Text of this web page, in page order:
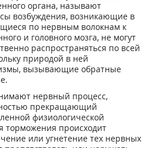
органа, называют
возбуждения, возникающие в
по нервным волокнам к
и головного мозга, не могут
распространяться по всей
природой в ней
вызывающие обратные
нервный процесс,
прекращающий
физиологической
торможения происходит
или угнетение тех нервных